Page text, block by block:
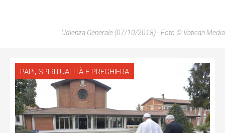
Udienza Generale (07/10/2018) - Foto © Vatican Media
PAPI , SPIRITUALITÀ E PREGHIERA